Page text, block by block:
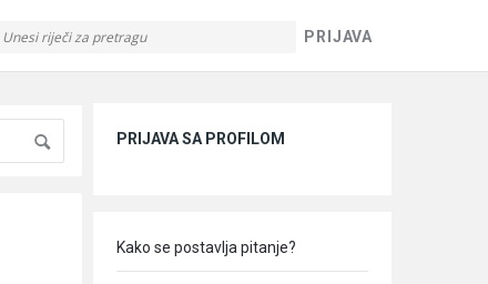
PRIJAVA
PRIJAVA SA PROFILOM
Kako se postavlja pitanje?